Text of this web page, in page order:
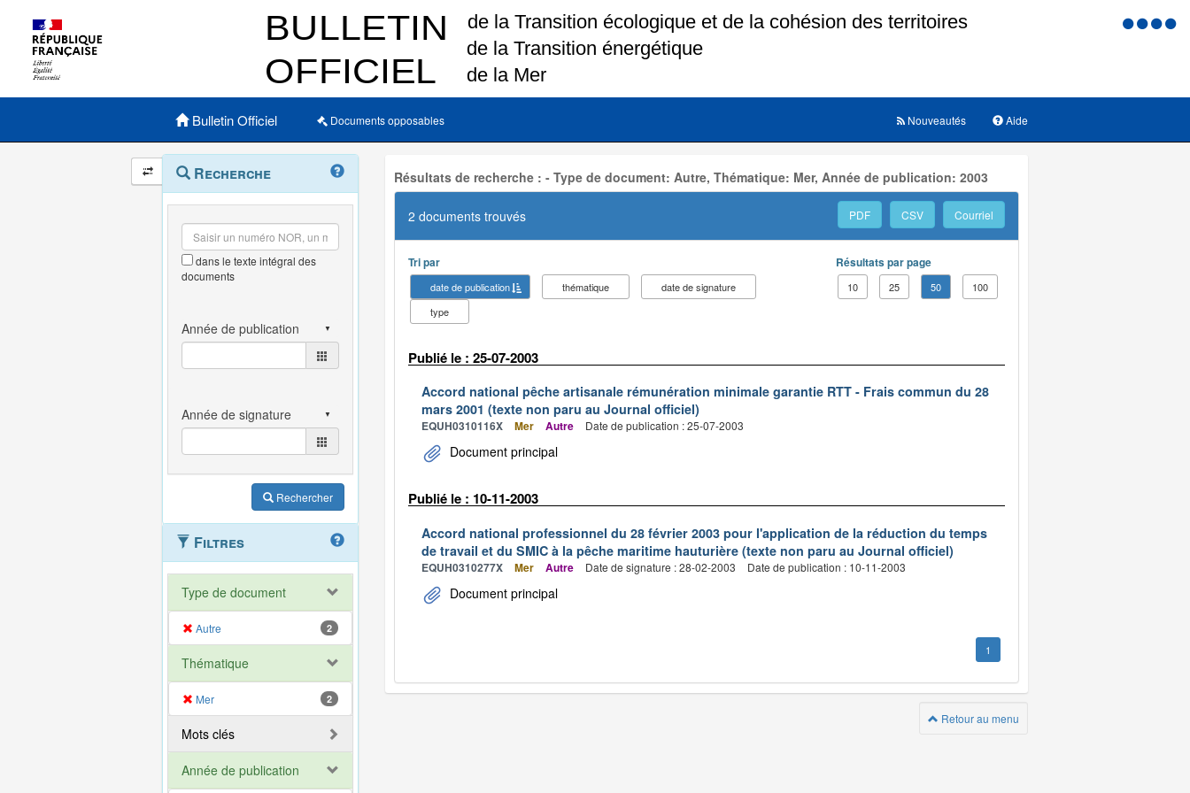
Menu
Menu principal
Bulletin Officiel Documents opposables Aide
Nouveautés
Navigation
et
outils
annexes
Menu
contextuel
Recherche
dans le texte intégral des
documents
Rechercher
Filtres
Type de document
Autre 2
Thématique
Mer 2
Mots clés
Année de publication
Résultats de recherche : - Type de document: Autre, Thématique: Mer, Année de publication: 2003
2 documents trouvés PDF CSV Courriel
Tri par
date de publication thématique
date de signature
type
Résultats par page
10 25 50 100
Publié le : 25-07-2003
Accord national pêche artisanale rémunération minimale garantie RTT - Frais commun du 28
mars 2001 (texte non paru au Journal officiel)
EQUH0310116X Mer Autre Date de publication : 25-07-2003
Document principal
Publié le : 10-11-2003
Accord national professionnel du 28 février 2003 pour l'application de la réduction du temps
de travail et du SMIC à la pêche maritime hauturière (texte non paru au Journal officiel)
EQUH0310277X Mer Autre Date de signature : 28-02-2003 Date de publication : 10-11-2003
Document principal
1
Retour au menu